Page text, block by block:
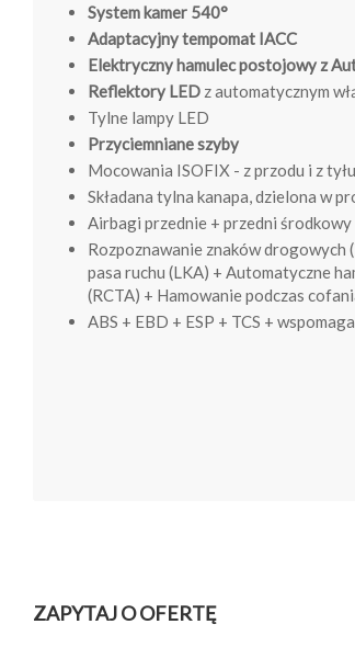
System kamer 540°
Adaptacyjny tempomat IACC
Elektryczny hamulec postojowy z
Reflektory LED z automatycznym
Tylne lampy LED
Przyciemniane szyby
Mocowania ISOFIX - z przodu i z tyłu
Składana tylna kanapa, dzielona w
Airbagi przednie + przedni
Rozpoznawanie znaków drogowych
pasa ruchu (LKA) + Automatyczne
(RCTA) + Hamowanie podczas
ABS + EBD + ESP + TCS +
ZAPYTAJ O OFERTĘ